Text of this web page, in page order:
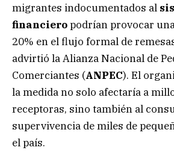
migrantes indocumentados al
financieropodrían provocar
20% en el flujo formal de
advirtió la Alianza Nacional de
Comerciantes (ANPEC). El
la medida no solo afectaría a
receptoras, sino también al
supervivencia de miles de
el país.